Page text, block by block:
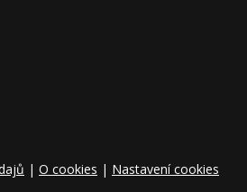
| O cookies | Nastavení cookies